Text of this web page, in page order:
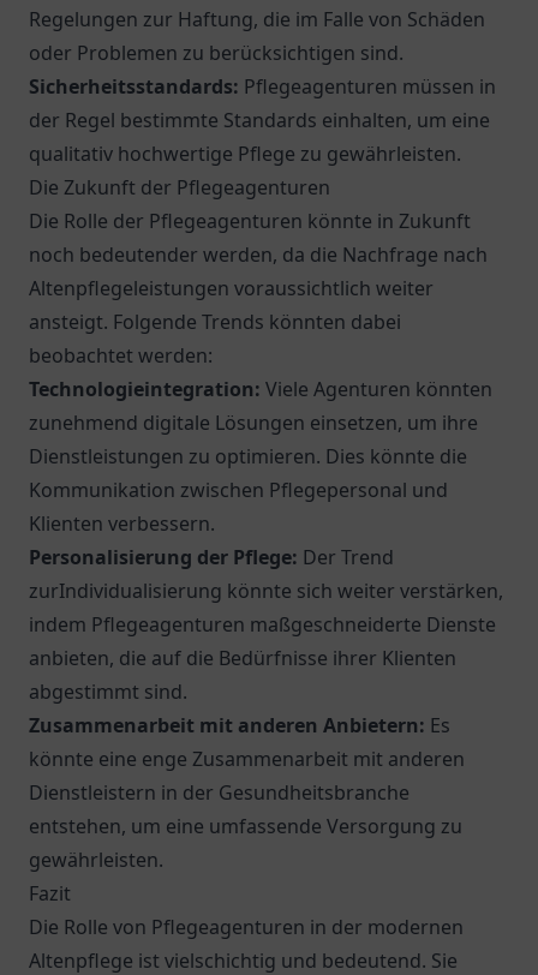
Regelungen zur Haftung, die im Falle von Schäden
oder Problemen zu berücksichtigen sind.
Sicherheitsstandards: Pflegeagenturen müssen in
der Regel bestimmte Standards einhalten, um eine
qualitativ hochwertige Pflege zu gewährleisten.
Die Zukunft der Pflegeagenturen
Die Rolle der Pflegeagenturen könnte in Zukunft
noch bedeutender werden, da die Nachfrage nach
Altenpflegeleistungen voraussichtlich weiter
ansteigt. Folgende Trends könnten dabei
beobachtet werden:
Technologieintegration: Viele Agenturen könnten
zunehmend digitale Lösungen einsetzen, um ihre
Dienstleistungen zu optimieren. Dies könnte die
Kommunikation zwischen Pflegepersonal und
Klienten verbessern.
Personalisierung der Pflege: Der Trend
zurIndividualisierung könnte sich weiter verstärken,
indem Pflegeagenturen maßgeschneiderte Dienste
anbieten, die auf die Bedürfnisse ihrer Klienten
abgestimmt sind.
Zusammenarbeit mit anderen Anbietern: Es
könnte eine enge Zusammenarbeit mit anderen
Dienstleistern in der Gesundheitsbranche
entstehen, um eine umfassende Versorgung zu
gewährleisten.
Fazit
Die Rolle von Pflegeagenturen in der modernen
Altenpflege ist vielschichtig und bedeutend. Sie